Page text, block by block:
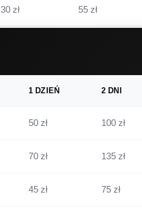
30 zł 55 zł
1 DZIEŃ 2 DNI
50 zł 100 zł
70 zł 135 zł
45 zł 75 zł